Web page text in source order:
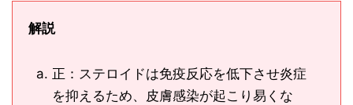
解説
正：ステロイドは免疫反応を低下させ炎症
を抑えるため、皮膚感染が起こり易くな